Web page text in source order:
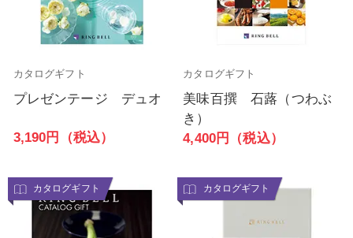
カタログギフト
プレゼンテージ デュオ
3,190円（税込）
カタログギフト
美味百撰 石蕗（つわぶ
き）
4,400円（税込）
カタログギフト カタログギフト